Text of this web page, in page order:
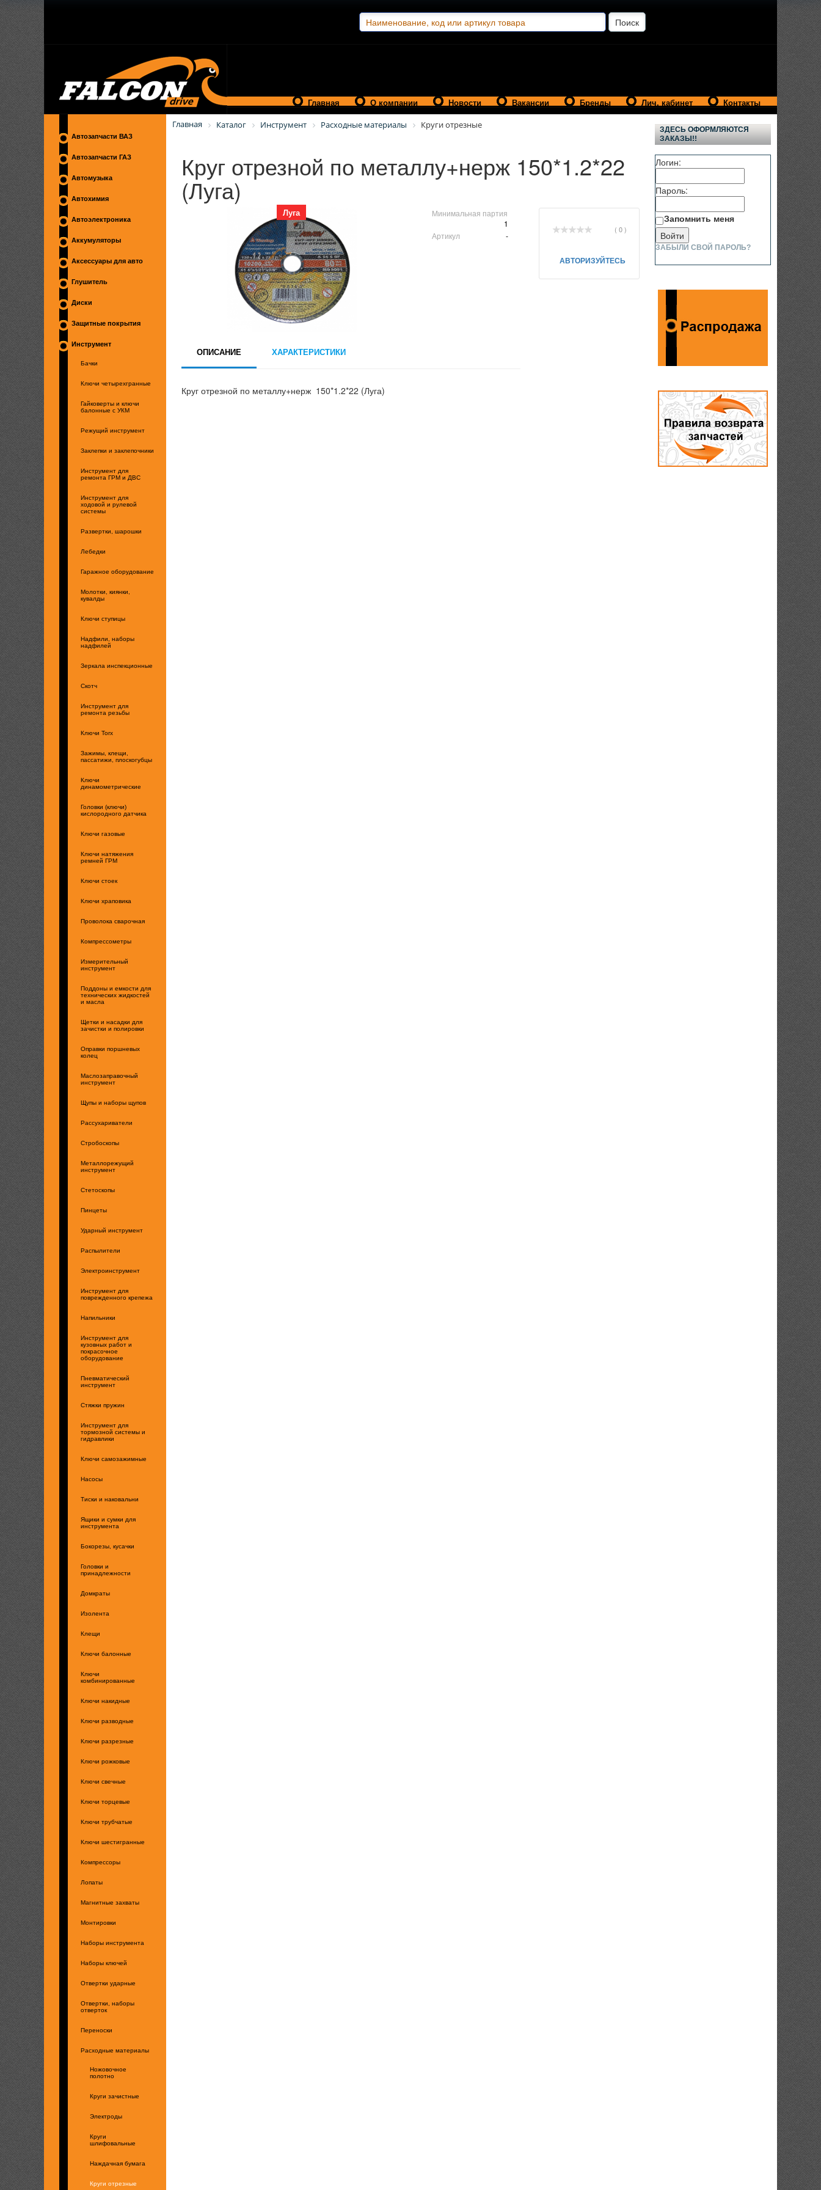
Главная О компании Новости Вакансии Бренды Лич. кабинет Контакты
Автозапчасти ВАЗ
Автозапчасти ГАЗ
Автомузыка
Автохимия
Автоэлектроника
Аккумуляторы
Аксессуары для авто
Глушитель
Диски
Защитные покрытия
Инструмент
Бачки
Ключи четырехгранные
Гайковерты и ключи
балонные с УКМ
Режущий инструмент
Заклепки и заклепочники
Инструмент для
ремонта ГРМ и ДВС
Инструмент для
ходовой и рулевой
системы
Развертки, шарошки
Лебедки
Гаражное оборудование
Молотки, киянки,
кувалды
Ключи ступицы
Надфили, наборы
надфилей
Зеркала инспекционные
Скотч
Инструмент для
ремонта резьбы
Ключи Torx
Зажимы, клещи,
пассатижи, плоскогубцы
Ключи
динамометрические
Головки (ключи)
кислородного датчика
Ключи газовые
Ключи натяжения
ремней ГРМ
Ключи стоек
Ключи храповика
Проволока сварочная
Компрессометры
Измерительный
инструмент
Поддоны и емкости для
технических жидкостей
и масла
Щетки и насадки для
зачистки и полировки
Оправки поршневых
колец
Маслозаправочный
инструмент
Щупы и наборы щупов
Рассухариватели
Стробоскопы
Металлорежущий
инструмент
Стетоскопы
Пинцеты
Ударный инструмент
Распылители
Электроинструмент
Инструмент для
поврежденного крепежа
Напильники
Инструмент для
кузовных работ и
покрасочное
оборудование
Пневматический
инструмент
Стяжки пружин
Инструмент для
тормозной системы и
гидравлики
Ключи самозажимные
Насосы
Тиски и наковальни
Ящики и сумки для
инструмента
Бокорезы, кусачки
Головки и
принадлежности
Домкраты
Изолента
Клещи
Ключи балонные
Ключи
комбинированные
Ключи накидные
Ключи разводные
Ключи разрезные
Ключи рожковые
Ключи свечные
Ключи торцевые
Ключи трубчатые
Ключи шестигранные
Компрессоры
Лопаты
Магнитные захваты
Монтировки
Наборы инструмента
Наборы ключей
Отвертки ударные
Отвертки, наборы
отверток
Переноски
Расходные материалы
Ножовочное
полотно
Круги зачистные
Электроды
Круги
шлифовальные
Наждачная бумага
Круги отрезные
Главная Каталог Инструмент Расходные материалы Круги отрезные
Круг отрезной по металлу+нерж 150*1.2*22
(Луга)
Луга
Минимальная партия
1
Артикул
-
( 0 )
АВТОРИЗУЙТЕСЬ
ОПИСАНИЕ ХАРАКТЕРИСТИКИ
Круг отрезной по металлу+нерж 150*1.2*22 (Луга)
ЗДЕСЬ ОФОРМЛЯЮТСЯ
ЗАКАЗЫ!!
Логин:
Пароль:
Запомнить меня
ЗАБЫЛИ СВОЙ ПАРОЛЬ?